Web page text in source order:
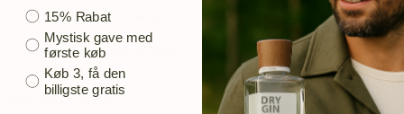
Blog / Branchenyheder
Job hos os
Samarbejdspartnere
Presse
INFORMATION
Bonusgave
15% Rabat
Mystisk gave med
første køb
Køb 3, få den
billigste gratis